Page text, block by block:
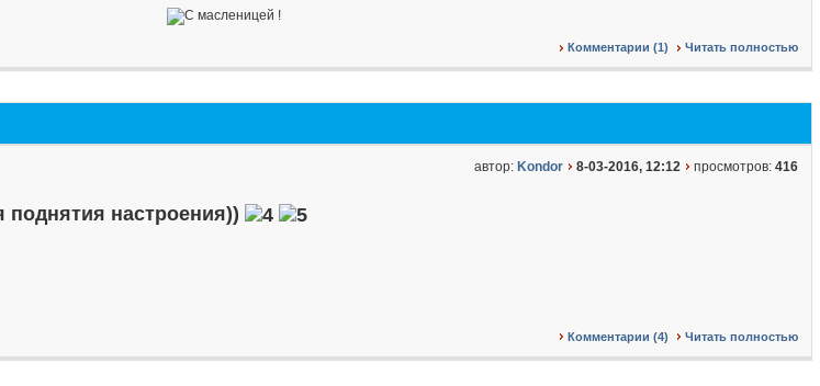
Комментарии (1) Читать полностью
автор: Kondor 8-03-2016, 12:12 просмотров: 416
поднятия настроения))
Комментарии (4) Читать полностью